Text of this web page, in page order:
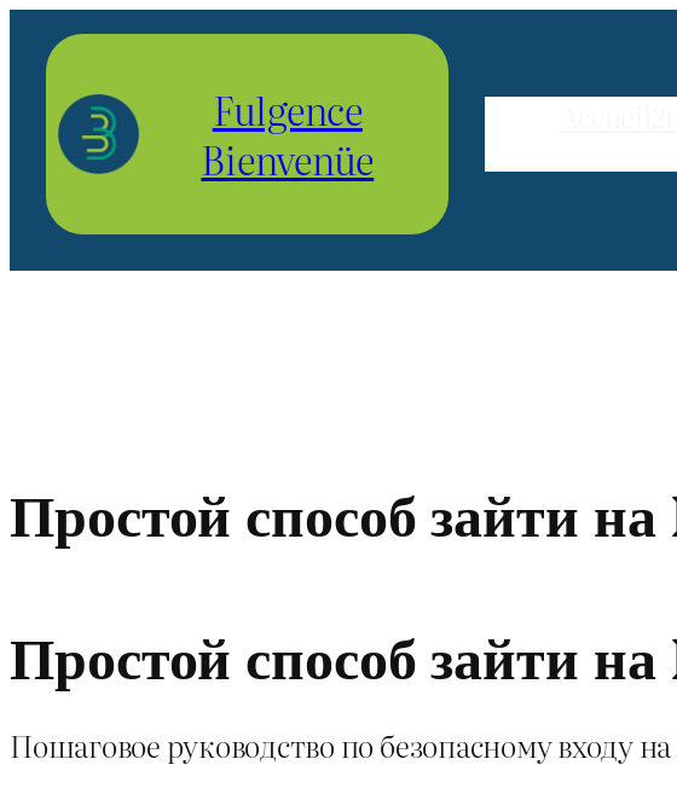
Aller
contenu
Fulgence
Bienvenüe
Простой способ зайти
Простой способ зайти
Пошаговое руководство по безопасному входу